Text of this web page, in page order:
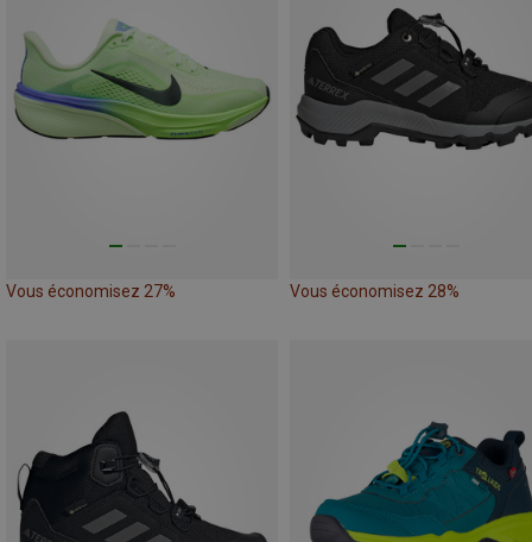
Vous économisez 27% Vous économisez 28%